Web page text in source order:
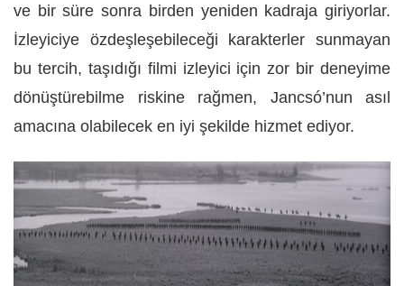
ve bir süre sonra birden yeniden kadraja giriyorlar.
İzleyiciye özdeşleşebileceği karakterler sunmayan
bu tercih, taşıdığı filmi izleyici için zor bir deneyime
dönüştürebilme riskine rağmen, Jancsó’nun asıl
amacına olabilecek en iyi şekilde hizmet ediyor.